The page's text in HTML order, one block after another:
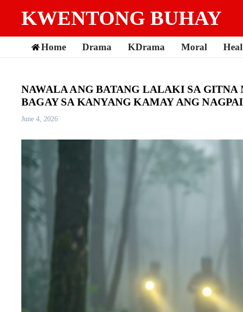
KWENTONG BUHAY
Home Drama KDrama Moral
NAWALA ANG BATANG LALAKI SA
BAGAY SA KANYANG KAMAY ANG
June 4, 2026